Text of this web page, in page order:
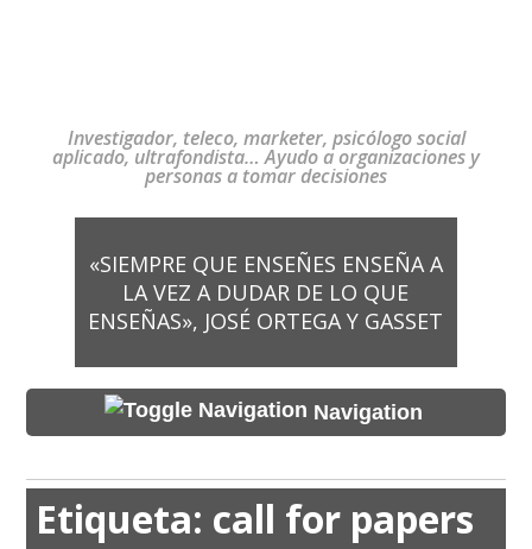
Investigador, teleco, marketer, psicólogo social
aplicado, ultrafondista… Ayudo a organizaciones y
personas a tomar decisiones
«SIEMPRE QUE ENSEÑES ENSEÑA A
LA VEZ A DUDAR DE LO QUE
ENSEÑAS», JOSÉ ORTEGA Y GASSET
Navigation
Etiqueta: call for papers